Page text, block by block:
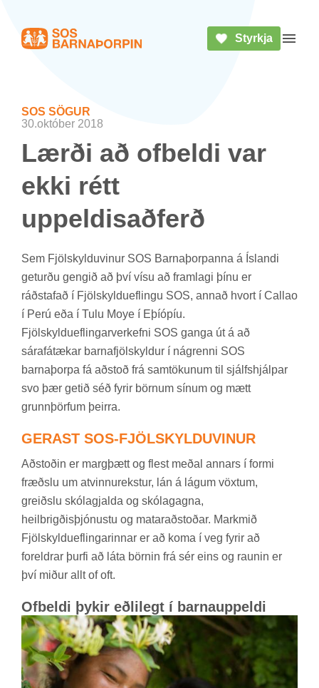
Heim Styrkja Opna
SOS SÖG­UR
30.október 2018
Lærði að of­beldi var
ekki rétt
upp­eldisað­ferð
Sem Fjöl­skyldu­vin­ur SOS Barna­þorp­anna á Ís­landi
get­urðu geng­ið að því vísu að fram­lagi þínu er
ráð­staf­að í Fjöl­skyldu­efl­ingu SOS, ann­að hvort í Callao
í Perú eða í Tulu Moye í Eþí­óp­íu.
Fjöl­skyldu­efl­ing­ar­verk­efni SOS ganga út á að
sára­fá­tæk­ar barna­fjöl­skyld­ur í ná­grenni SOS
barna­þorpa fá að­stoð frá sam­tök­un­um til sjálfs­hjálp­ar
svo þær get­ið séð fyr­ir börn­um sín­um og mætt
grunn­þörf­um þeirra.
GER­AST SOS-FJÖL­SKYLDU­VIN­UR
Að­stoð­in er marg­þætt og flest með­al ann­ars í formi
fræðslu um at­vinnu­rekst­ur, lán á lág­um vöxt­um,
greiðslu skóla­gjalda og skóla­gagna,
heil­brigð­is­þjón­ustu og matarað­stoð­ar. Markmið
Fjöl­skyldu­efl­ing­ar­inn­ar er að koma í veg fyr­ir að
for­eldr­ar þurfi að láta börn­in frá sér eins og raun­in er
því mið­ur allt of oft.
Of­beldi þyk­ir eðli­legt í barna­upp­eldi